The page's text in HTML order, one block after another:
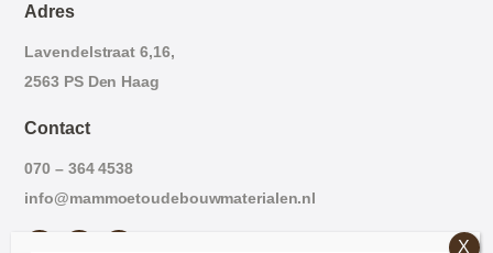
Adres
Lavendelstraat 6,16,
2563 PS Den Haag
Contact
070 – 364 4538
info@mammoetoudebouwmaterialen.nl